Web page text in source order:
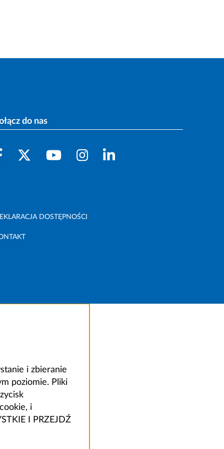
do nas
DOSTĘPNOŚCI
i zbieranie
poziomie. Pliki
i
I PRZEJDŹ